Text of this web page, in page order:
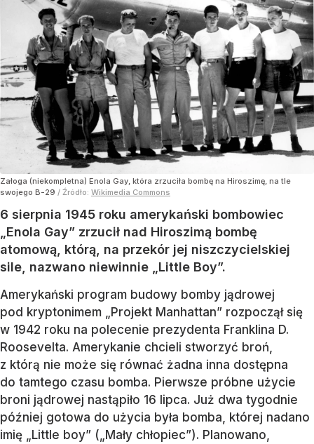
Załoga (niekompletna) Enola Gay, która zrzuciła bombę na Hiroszimę, na tle
swojego B-29 / Źródło: Wikimedia Commons
6 sierpnia 1945 roku amerykański bombowiec
„Enola Gay” zrzucił nad Hiroszimą bombę
atomową, którą, na przekór jej niszczycielskiej
sile, nazwano niewinnie „Little Boy”.
Amerykański program budowy bomby jądrowej
pod kryptonimem „Projekt Manhattan” rozpoczął się
w 1942 roku na polecenie prezydenta Franklina D.
Roosevelta. Amerykanie chcieli stworzyć broń,
z którą nie może się równać żadna inna dostępna
do tamtego czasu bomba. Pierwsze próbne użycie
broni jądrowej nastąpiło 16 lipca. Już dwa tygodnie
później gotowa do użycia była bomba, której nadano
imię „Little boy” („Mały chłopiec”). Planowano,